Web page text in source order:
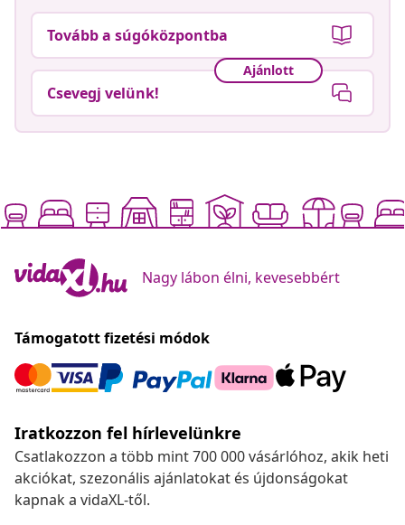
Tovább a súgóközpontba
Ajánlott
Csevegj velünk!
Nagy lábon élni, kevesebbért
Támogatott fizetési módok
Iratkozzon fel hírlevelünkre
Csatlakozzon a több mint 700 000 vásárlóhoz, akik heti
akciókat, szezonális ajánlatokat és újdonságokat
kapnak a vidaXL-től.